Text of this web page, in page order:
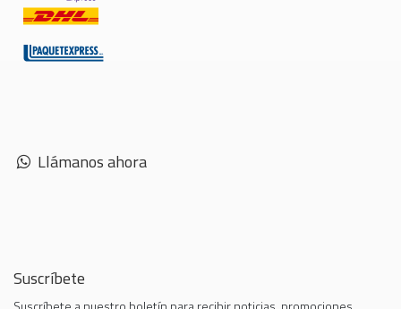
Llámanos ahora
Suscríbete